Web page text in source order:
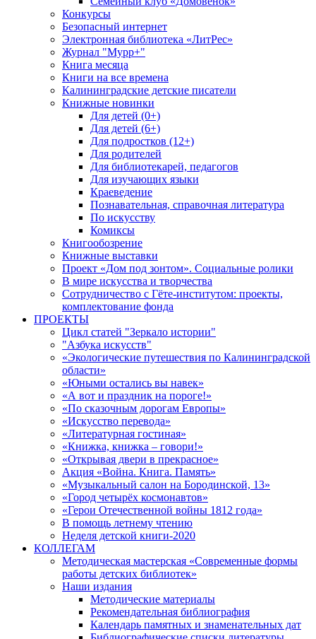
Конкурсы
Безопасный интернет
Электронная библиотека «ЛитРес»
Журнал "Мурр+"
Книга месяца
Книги на все времена
Калининградские детские писатели
Книжные новинки
Для детей (0+)
Для детей (6+)
Для подростков (12+)
Для родителей
Для библиотекарей, педагогов
Для изучающих языки
Краеведение
Познавательная, справочная литература
По искусству
Комиксы
Книгообозрение
Книжные выставки
Проект «Дом под зонтом». Социальные ролики
В мире искусства и творчества
Сотрудничество с Гёте-институтом: проекты,
комплектование фонда
ПРОЕКТЫ
Цикл статей "Зеркало истории"
"Азбука искусств"
«Экологические путешествия по Калининградской
области»
«Юными остались вы навек»
«А вот и праздник на пороге!»
«По сказочным дорогам Европы»
«Искусство перевода»
«Литературная гостиная»
«Книжка, книжка – говори!»
«Открывая двери в прекрасное»
Акция «Война. Книга. Память»
«Музыкальный салон на Бородинской, 13»
«Город четырёх космонавтов»
«Герои Отечественной войны 1812 года»
В помощь летнему чтению
Неделя детской книги-2020
КОЛЛЕГАМ
Методическая мастерская «Современные формы
работы детских библиотек»
Наши издания
Методические материалы
Рекомендательная библиография
Календарь памятных и знаменательных дат